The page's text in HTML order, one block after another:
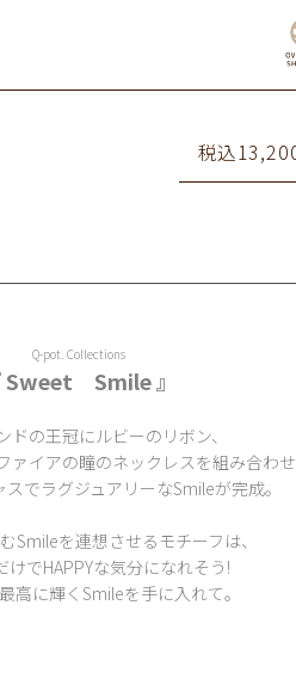
税込
Q-pot. Collections
Sweet Smile 』
ドの王冠にルビーのリボン、
イアの瞳のネックレスを組み合わせ
でラグジュアリーなSmileが完成。
Smileを連想させるモチーフは、
けでHAPPYな気分になれそう!
高に輝くSmileを手に入れて。